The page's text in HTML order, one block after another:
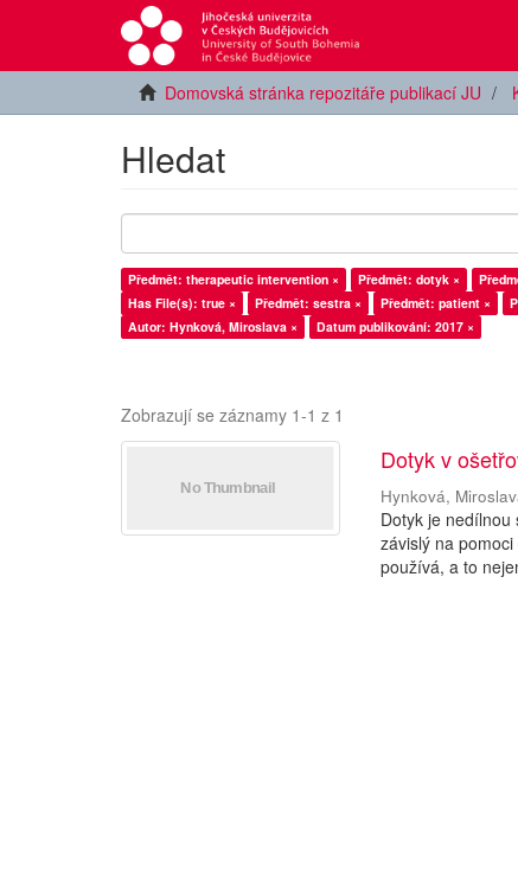
Domovská stránka repozitáře publikací JU
Hledat
Předmět: therapeutic intervention × Předmět: dotyk ×
Has File(s): true ×
Předmět: sestra × Předmět: patient ×
Autor: Hynková, Miroslava ×
Datum publikování: 2017 ×
Zobrazují se záznamy 1-1 z 1
Dotyk v
Hynková,
Dotyk je
závislý na
používá, a to